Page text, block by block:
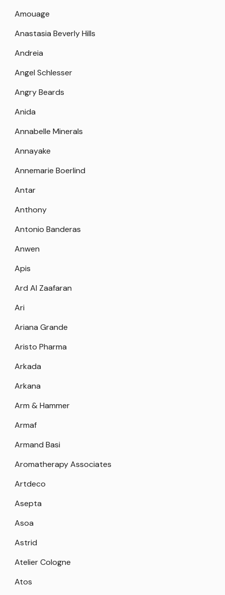
Amouage
Anastasia Beverly Hills
Andreia
Angel Schlesser
Angry Beards
Anida
Annabelle Minerals
Annayake
Annemarie Boerlind
Antar
Anthony
Antonio Banderas
Anwen
Apis
Ard Al Zaafaran
Ari
Ariana Grande
Aristo Pharma
Arkada
Arkana
Arm & Hammer
Armaf
Armand Basi
Aromatherapy Associates
Artdeco
Asepta
Asoa
Astrid
Atelier Cologne
Atos